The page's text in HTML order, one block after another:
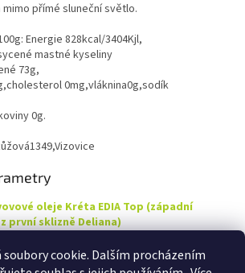
cookie. Dalším procházením
mimo přímé sluneční světlo.
Energie 828kcal/3404Kjl,
mastné kyseliny
73g,
0mg,vláknina0g,sodík
0g.
oleje Kréta EDIA Top (západní
první sklizně Deliana)